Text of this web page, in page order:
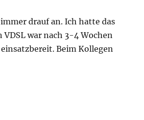
drauf an. Ich hatte das
VDSL war nach 3-4 Wochen
Beim Kollegen